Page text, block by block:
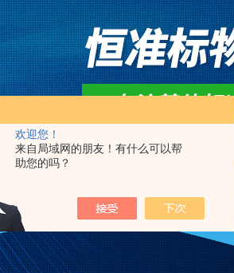
欢迎您！
来自局域网的朋友！有什么可以帮
助您的吗？